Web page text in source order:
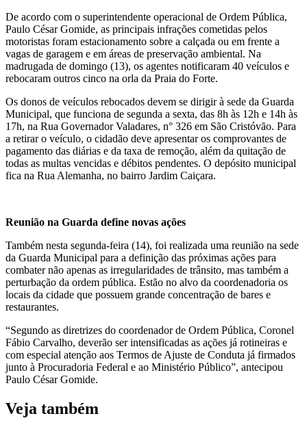
De acordo com o superintendente operacional de Ordem Pública,
Paulo César Gomide, as principais infrações cometidas pelos
motoristas foram estacionamento sobre a calçada ou em frente a
vagas de garagem e em áreas de preservação ambiental. Na
madrugada de domingo (13), os agentes notificaram 40 veículos e
rebocaram outros cinco na orla da Praia do Forte.
Os donos de veículos rebocados devem se dirigir à sede da Guarda
Municipal, que funciona de segunda a sexta, das 8h às 12h e 14h às
17h, na Rua Governador Valadares, n° 326 em São Cristóvão. Para
a retirar o veículo, o cidadão deve apresentar os comprovantes de
pagamento das diárias e da taxa de remoção, além da quitação de
todas as multas vencidas e débitos pendentes. O depósito municipal
fica na Rua Alemanha, no bairro Jardim Caiçara.
Reunião na Guarda define novas ações
Também nesta segunda-feira (14), foi realizada uma reunião na sede
da Guarda Municipal para a definição das próximas ações para
combater não apenas as irregularidades de trânsito, mas também a
perturbação da ordem pública. Estão no alvo da coordenadoria os
locais da cidade que possuem grande concentração de bares e
restaurantes.
“Segundo as diretrizes do coordenador de Ordem Pública, Coronel
Fábio Carvalho, deverão ser intensificadas as ações já rotineiras e
com especial atenção aos Termos de Ajuste de Conduta já firmados
junto à Procuradoria Federal e ao Ministério Público”, antecipou
Paulo César Gomide.
Veja também